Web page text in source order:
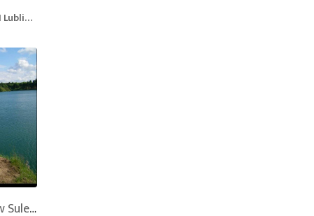
Zalany Kamieniołom w Sulejowie